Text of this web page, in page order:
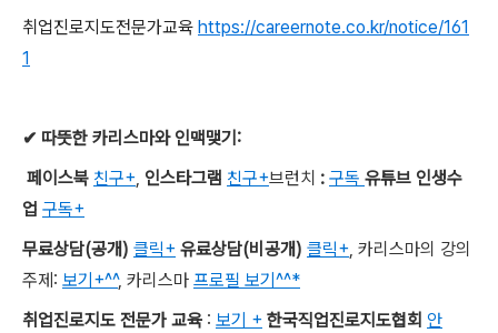
취업진로지도전문가교육 https://careernote.co.kr/notice/161
1
✔ 따뜻한 카리스마와 인맥맺기 :
페이스북 친구+, 인스타그램 친구+브런치 : 구독 유튜브 인생수
업 구독+
무료상담(공개) 클릭+ 유료상담(비공개) 클릭+, 카리스마의 강의
주제 : 보기+^^, 카리스마 프로필 보기^^*
취업진로지도 전문가 교육 : 보기 + 한국직업진로지도협회 안